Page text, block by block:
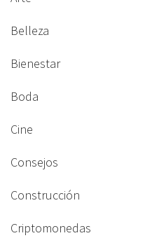
Belleza
Bienestar
Boda
Cine
Consejos
Construcción
Criptomonedas